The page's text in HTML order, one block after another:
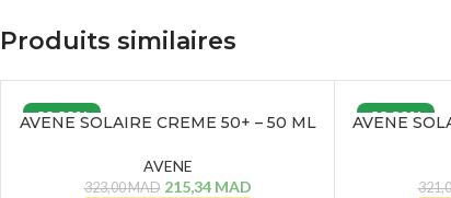
Produits similaires
33.33%
AVENE SOLAIRE CREME 50+ – 50 ML
AVENE
323,00MAD 215,34 MAD
33.33%
AVENE